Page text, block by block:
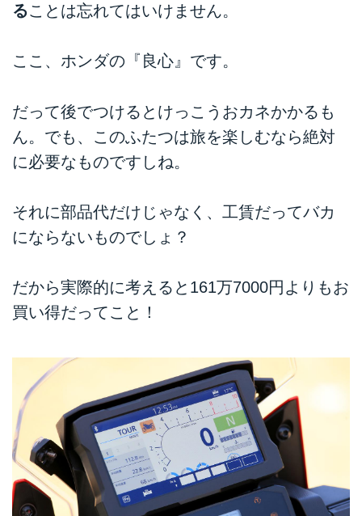
ることは忘れてはいけません。
ここ、ホンダの『良心』です。
だって後でつけるとけっこうおカネかかるも
ん。でも、このふたつは旅を楽しむなら絶対
に必要なものですしね。
それに部品代だけじゃなく、工賃だってバカ
にならないものでしょ？
だから実際的に考えると161万7000円よりもお
買い得だってこと！